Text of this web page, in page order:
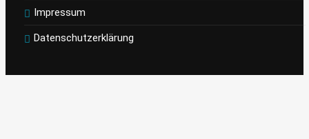
Impressum
Datenschutzerklärung